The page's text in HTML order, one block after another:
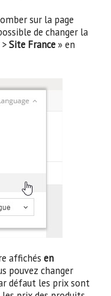
sur la page
de changer la
>Site France» en
affichésen
pouvez changer
défaut les prix sont